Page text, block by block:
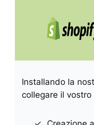
Installando la
collegare il